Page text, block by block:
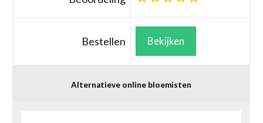
Bestellen Bekijken
Alternatieve online bloemisten